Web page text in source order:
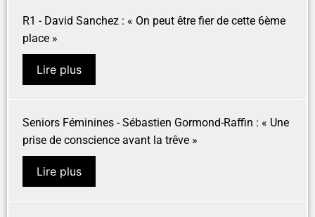
R1 - David Sanchez : « On peut être fier de cette 6ème
place »
Lire plus
Seniors Féminines - Sébastien Gormond-Raffin : « Une
prise de conscience avant la trêve »
Lire plus